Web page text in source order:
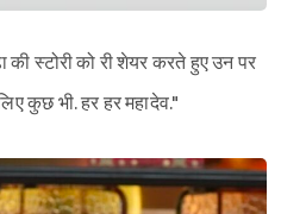
की स्टोरी को री शेयर करते हुए उन पर
कुछ भी. हर हर महादेव."